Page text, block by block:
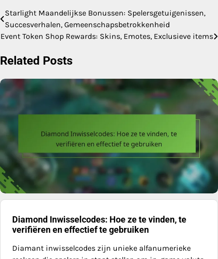
Post
navigation
Starlight Maandelijkse Bonussen: Spelersgetuigenissen,
Succesverhalen, Gemeenschapsbetrokkenheid
Event Token Shop Rewards: Skins, Emotes, Exclusieve items
Related Posts
Diamond Inwisselcodes: Hoe ze te vinden, te
verifiëren en effectief te gebruiken
Diamant inwisselcodes zijn unieke alfanumerieke